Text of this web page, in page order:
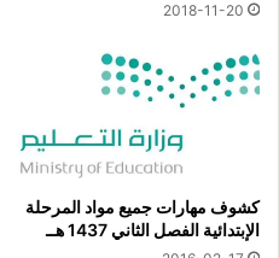
2018-11-20
كشوف مهارات جميع مواد المرحلة
الإبتدائية الفصل الثاني 1437 هــ